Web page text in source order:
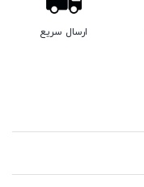
ارسال سریع